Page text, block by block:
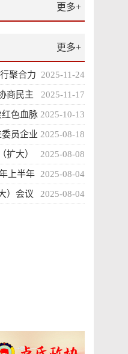
更多+
更多+
2025-11-24
聚合力
2025-11-17
商民主
2025-10-13
色血脉
日活动
2025-08-18
员企业
2025-08-08
扩大）
2025-08-04
上半年
2025-08-04
）会议